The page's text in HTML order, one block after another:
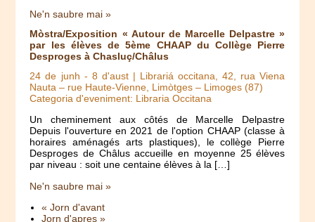
Ne'n saubre mai »
Mòstra/Exposition « Autour de Marcelle Delpastre »
par les élèves de 5ème CHAAP du Collège Pierre
Desproges à Chasluç/Châlus
24 de junh - 8 d'aust| Librariá occitana, 42, rua Viena
Nauta – rue Haute-Vienne, Limòtges – Limoges (87)
Categoria d'eveniment: Libraria Occitana
Un cheminement aux côtés de Marcelle Delpastre
Depuis l'ouverture en 2021 de l'option CHAAP (classe à
horaires aménagés arts plastiques), le collège Pierre
Desproges de Châlus accueille en moyenne 25 élèves
par niveau : soit une centaine élèves à la […]
Ne'n saubre mai »
« Jorn d'avant
Jorn d'apres »